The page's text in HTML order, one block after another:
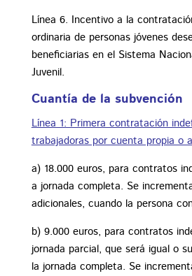
Línea 6. Incentivo a la
ordinaria de personas jóvenes
beneficiarias en el Sistema
Juvenil.
Cuantía de la subvención
Línea 1: Primera contratación
trabajadoras por cuenta propia o
a) 18.000 euros, para contratos
a jornada completa. Se
adicionales, cuando la persona
b) 9.000 euros, para contratos
jornada parcial, que será igual o
la jornada completa. Se